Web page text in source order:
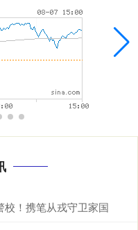
！携笔从戎守卫家国